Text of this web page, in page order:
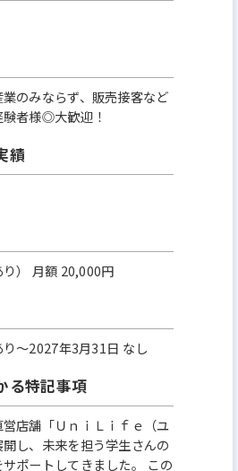
のみならず、販売接客など
者様◎大歓迎！
績
） 月額 20,000円
～2027年3月31日 なし
る特記事項
店舗「ＵｎｉＬｉｆｅ（ユ
し、未来を担う学生さんの
ポートしてきました。 この